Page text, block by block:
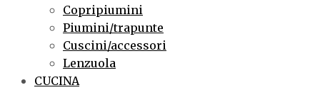
Copripiumini
Piumini/trapunte
Cuscini/accessori
Lenzuola
CUCINA